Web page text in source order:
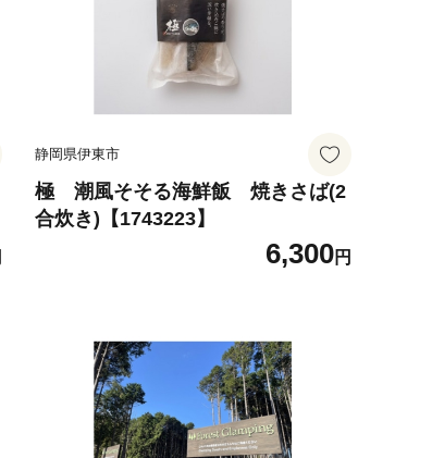
静岡県伊東市
極 潮風そそる海鮮飯 焼きさば(2
合炊き)【1743223】
6,300円